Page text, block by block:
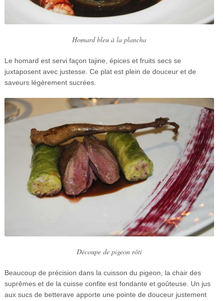
Homard bleu à la plancha
Le homard est servi façon tajine, épices et fruits secs se
juxtaposent avec justesse. Ce plat est plein de douceur et de
saveurs légèrement sucrées.
Découpe de pigeon rôti
Beaucoup de précision dans la cuisson du pigeon, la chair des
suprêmes et de la cuisse confite est fondante et goûteuse. Un jus
aux sucs de betterave apporte une pointe de douceur justement